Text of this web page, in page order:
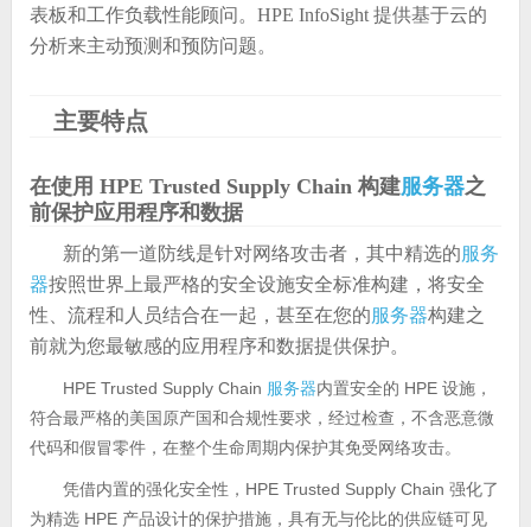
表板和工作负载性能顾问。HPE InfoSight 提供基于云的
分析来主动预测和预防问题。
主要特点
在使用 HPE Trusted Supply Chain 构建服务器之
前保护应用程序和数据
新的第一道防线是针对网络攻击者，其中精选的服务
器按照世界上最严格的安全设施安全标准构建，将安全
性、流程和人员结合在一起，甚至在您的服务器构建之
前就为您最敏感的应用程序和数据提供保护。
HPE Trusted Supply Chain 服务器内置安全的 HPE 设施，
符合最严格的美国原产国和合规性要求，经过检查，不含恶意微
代码和假冒零件，在整个生命周期内保护其免受网络攻击。
凭借内置的强化安全性，HPE Trusted Supply Chain 强化了
为精选 HPE 产品设计的保护措施，具有无与伦比的供应链可见